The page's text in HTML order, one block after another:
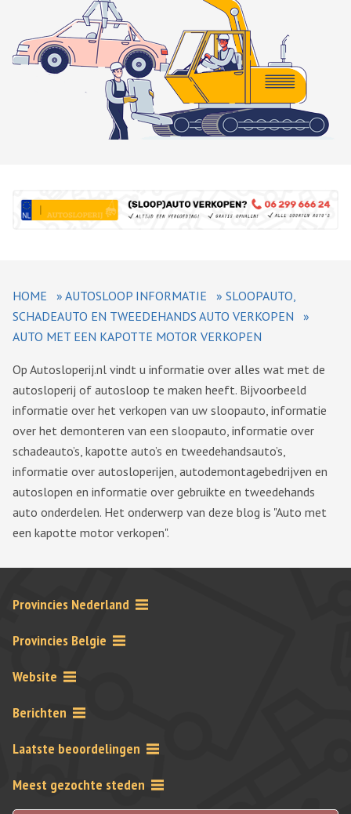
HOME » AUTOSLOOP INFORMATIE » SLOOPAUTO,
SCHADEAUTO EN TWEEDEHANDS AUTO VERKOPEN
»
AUTO MET EEN KAPOTTE MOTOR VERKOPEN
Op Autosloperij.nl vindt u informatie over alles wat met de
autosloperij of autosloop te maken heeft. Bijvoorbeeld
informatie over het verkopen van uw sloopauto, informatie
over het demonteren van een sloopauto, informatie over
schadeauto’s, kapotte auto’s en tweedehandsauto’s,
informatie over autosloperijen, autodemontagebedrijven en
autoslopen en informatie over gebruikte en tweedehands
auto onderdelen. Het onderwerp van deze blog is "Auto met
een kapotte motor verkopen".
Provincies Nederland
Provincies Belgie
Website
Berichten
Laatste beoordelingen
Meest gezochte steden